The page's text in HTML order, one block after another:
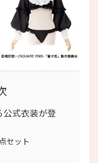
公式衣装が登
セット